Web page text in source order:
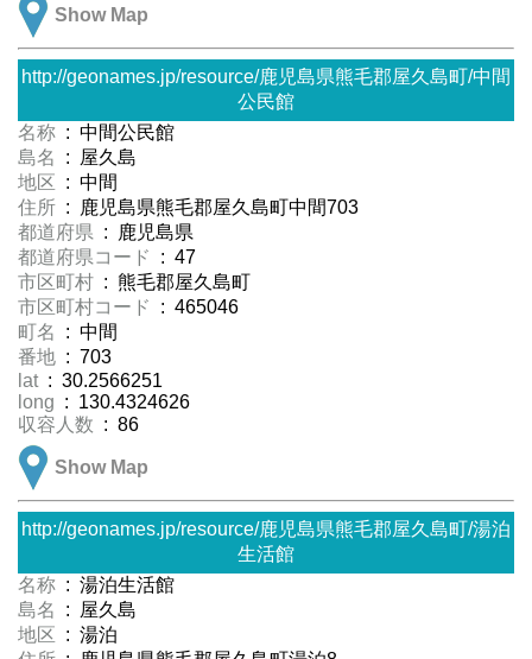
Show Map
http://geonames.jp/resource/鹿児島県熊毛郡屋久島町/中間
公民館
名称 : 中間公民館
島名
: 屋久島
地区 : 中間
住所 : 鹿児島県熊毛郡屋久島町中間703
都道府県 : 鹿児島県
都道府県コード
: 47
市区町村 : 熊毛郡屋久島町
市区町村コード
: 465046
町名
: 中間
番地 : 703
lat : 30.2566251
long : 130.4324626
収容人数 : 86
Show Map
http://geonames.jp/resource/鹿児島県熊毛郡屋久島町/湯泊
生活館
名称 : 湯泊生活館
島名
: 屋久島
地区 : 湯泊